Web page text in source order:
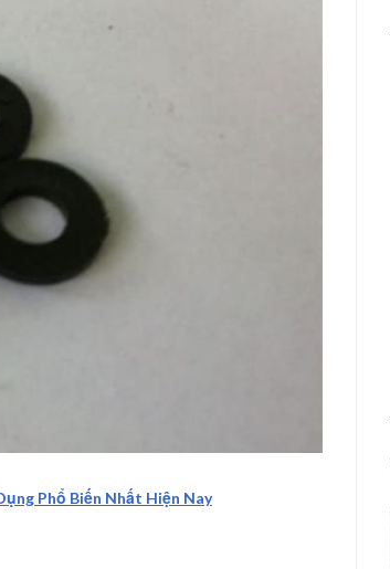
Phổ Biến Nhất Hiện Nay